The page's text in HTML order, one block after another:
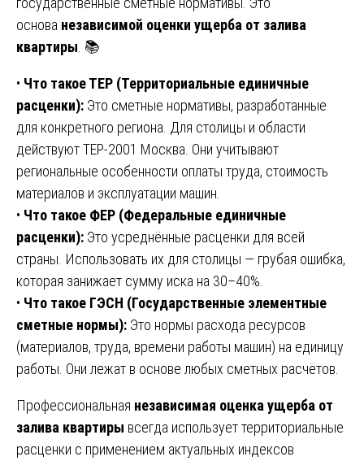
основа независимой оценки ущерба от залива
квартиры . 📚
• Что такое ТЕР (Территориальные единичные
расценки): Это сметные нормативы, разработанные
для конкретного региона. Для столицы и области
действуют ТЕР-2001 Москва. Они учитывают
региональные особенности оплаты труда, стоимость
материалов и эксплуатации машин.
• Что такое ФЕР (Федеральные единичные
расценки): Это усреднённые расценки для всей
страны. Использовать их для столицы — грубая ошибка,
которая занижает сумму иска на 30–40%.
• Что такое ГЭСН (Государственные элементные
сметные нормы): Это нормы расхода ресурсов
(материалов, труда, времени работы машин) на единицу
работы. Они лежат в основе любых сметных расчётов.
Профессиональная независимая оценка ущерба от
залива квартиры всегда использует территориальные
расценки с применением актуальных индексов